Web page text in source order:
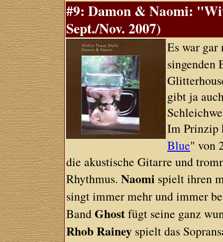
#9: Damon & Naomi:
Sept./Nov. 2007)
Es war gar
singenden
gibt ja
Im Prinzip
Blue" von
die akustische Gitarre und
Rhythmus.Naomi spielt ihren
singt immer mehr und immer
Band Ghostfügt seine ganz
Rhob Rainey spielt das